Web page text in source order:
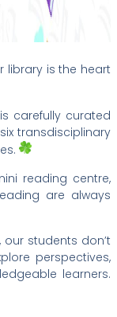
library is the heart
carefully curated
transdisciplinary
reading centre,
are always
students don’t
perspectives,
learners.